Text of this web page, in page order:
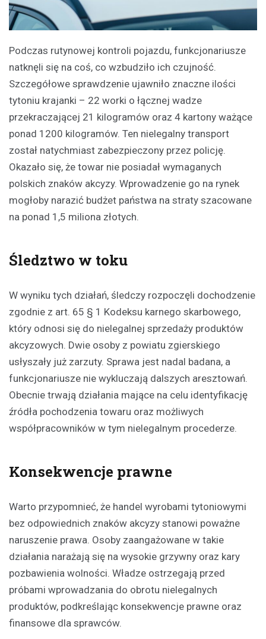
Podczas rutynowej kontroli pojazdu, funkcjonariusze
natknęli się na coś, co wzbudziło ich czujność.
Szczegółowe sprawdzenie ujawniło znaczne ilości
tytoniu krajanki – 22 worki o łącznej wadze
przekraczającej 21 kilogramów oraz 4 kartony ważące
ponad 1200 kilogramów. Ten nielegalny transport
został natychmiast zabezpieczony przez policję.
Okazało się, że towar nie posiadał wymaganych
polskich znaków akcyzy. Wprowadzenie go na rynek
mogłoby narazić budżet państwa na straty szacowane
na ponad 1,5 miliona złotych.
Śledztwo w toku
W wyniku tych działań, śledczy rozpoczęli dochodzenie
zgodnie z art. 65 § 1 Kodeksu karnego skarbowego,
który odnosi się do nielegalnej sprzedaży produktów
akcyzowych. Dwie osoby z powiatu zgierskiego
usłyszały już zarzuty. Sprawa jest nadal badana, a
funkcjonariusze nie wykluczają dalszych aresztowań.
Obecnie trwają działania mające na celu identyfikację
źródła pochodzenia towaru oraz możliwych
współpracowników w tym nielegalnym procederze.
Konsekwencje prawne
Warto przypomnieć, że handel wyrobami tytoniowymi
bez odpowiednich znaków akcyzy stanowi poważne
naruszenie prawa. Osoby zaangażowane w takie
działania narażają się na wysokie grzywny oraz kary
pozbawienia wolności. Władze ostrzegają przed
próbami wprowadzania do obrotu nielegalnych
produktów, podkreślając konsekwencje prawne oraz
finansowe dla sprawców.